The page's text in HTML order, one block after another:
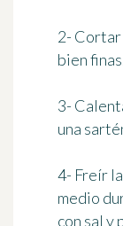
2- Cortar
bien
3-
una
4- Freír
medio
con sal y